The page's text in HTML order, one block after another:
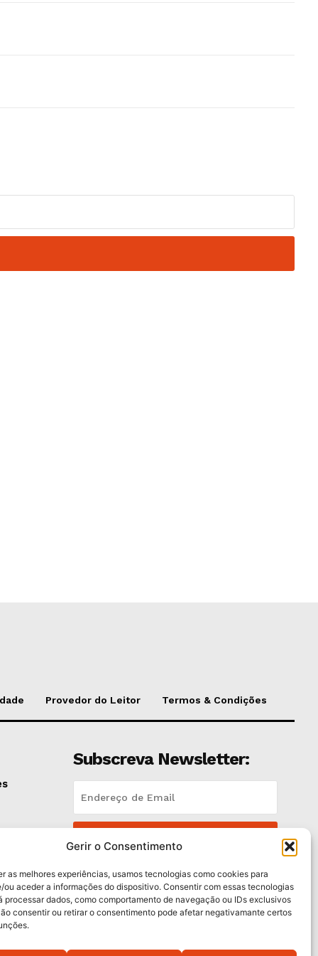
Gerir o Consentimento
as melhores experiências, usamos tecnologias como cookies para
ou aceder a informações do dispositivo. Consentir com essas tecnologias
processar dados, como comportamento de navegação ou IDs exclusivos
consentir ou retirar o consentimento pode afetar negativamante certos
Provedor do Leitor Termos & Condições
Subscreva Newsletter:
Li e aceito aPolítica de Privacidade .